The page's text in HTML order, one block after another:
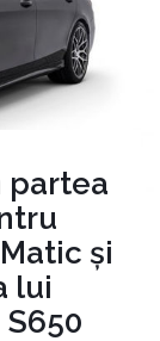
partea
și
lui